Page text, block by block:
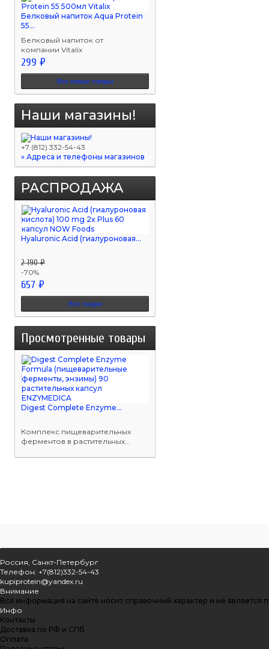
Белковый напиток Aqua Protein
55...
Белковый напиток от
компании Vitalix
299 ₽
Все новые товары
Наши магазины!
+7 (812) 332-54-43
» Адреса и телефоны магазинов
РАСПРОДАЖА
Hyaluronic Acid (гиалуроновая...
2 190 ₽
-70%
657 ₽
Все скидки
Просмотренные товары
Digest Complete Enzyme...
Комплекс пищеварительных
ферментов в растительных...
Россия, Санкт-Петербург
Телефон: +7(812)332-54-43
kupiprotein@yandex.ru
Внимание
Вся информация на сайте носит справочный характер и не
Инфо
Контакты
Доставка по РФ и СПб
Оплата